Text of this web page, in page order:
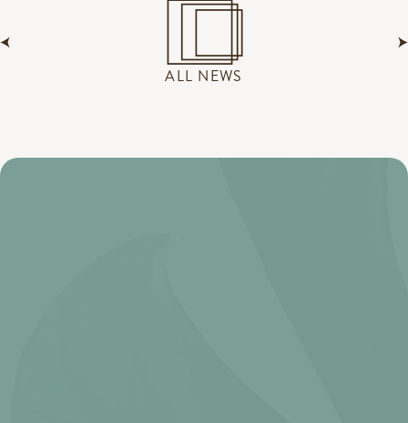
ALL NEWS